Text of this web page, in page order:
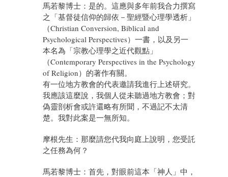
馬若黎博士：是的。這應與多年前我合力撰寫
之「基督徒信仰的歸依－聖經暨心理學透析」
（Christian Conversion, Biblical and
Psychological Perspectives）一書，以及另一
本名為「宗教心理學之近代觀點」
（Contemporary Perspectives in the Psychology
of Religion）的著作有關。
有一位地方教會的代表邀請我進行上述研究。
我應該這麼說，我個人從未聽過地方教會；對
偽靈剖析會或許還略有所聞，不過記不太清
楚。我對此案是一無所知。
摩根先生：那麼請您代我向庭上說明，您受託
之任務為何？
馬若黎博士：首先，對眼前這本「神人」中，